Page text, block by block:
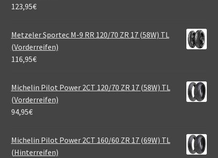
123,95€
Metzeler Sportec M-9 RR 120/70 ZR 17 (58W) TL
(Vorderreifen)
116,95€
Michelin Pilot Power 2CT 120/70 ZR 17 (58W) TL
(Vorderreifen)
94,95€
Michelin Pilot Power 2CT 160/60 ZR 17 (69W) TL
(Hinterreifen)